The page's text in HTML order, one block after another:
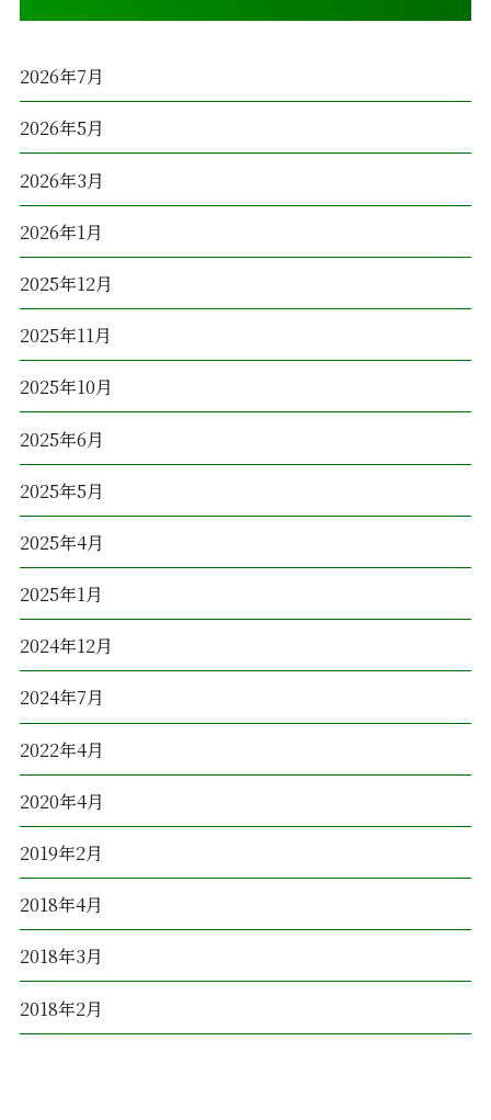
2026年7月
2026年5月
2026年3月
2026年1月
2025年12月
2025年11月
2025年10月
2025年6月
2025年5月
2025年4月
2025年1月
2024年12月
2024年7月
2022年4月
2020年4月
2019年2月
2018年4月
2018年3月
2018年2月